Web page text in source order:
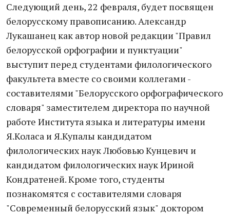
Следующий день, 22 февраля, будет посвящен
белорусскому правописанию. Александр
Лукашанец как автор новой редакции "Правил
белорусской орфографии и пунктуации"
выступит перед студентами филологического
факультета вместе со своими коллегами -
составителями "Белорусского орфографического
словаря" заместителем директора по научной
работе Института языка и литературы имени
Я.Коласа и Я.Купалы кандидатом
филологических наук Любовью Кунцевич и
кандидатом филологических наук Ириной
Кондратеней. Кроме того, студенты
познакомятся с составителями словаря
"Современный белорусский язык" доктором